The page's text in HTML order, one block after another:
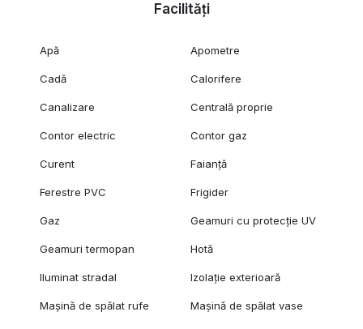
Facilități
Apă Apometre
Cadă Calorifere
Canalizare Centrală proprie
Contor electric Contor gaz
Curent Faianță
Ferestre PVC Frigider
Gaz Geamuri cu protecție UV
Geamuri termopan Hotă
Iluminat stradal Izolație exterioară
Mașină de spălat rufe Mașină de spălat vase